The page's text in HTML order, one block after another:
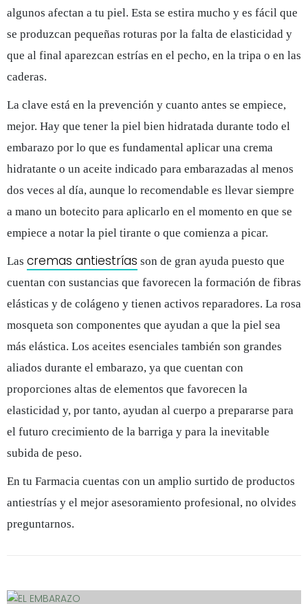
algunos afectan a tu piel. Esta se estira mucho y es fácil que
se produzcan pequeñas roturas por la falta de elasticidad y
que al final aparezcan estrías en el pecho, en la tripa o en las
caderas.
La clave está en la prevención y cuanto antes se empiece,
mejor. Hay que tener la piel bien hidratada durante todo el
embarazo por lo que es fundamental aplicar una crema
hidratante o un aceite indicado para embarazadas al menos
dos veces al día, aunque lo recomendable es llevar siempre
a mano un botecito para aplicarlo en el momento en que se
empiece a notar la piel tirante o que comienza a picar.
Las cremas antiestrías son de gran ayuda puesto que
cuentan con sustancias que favorecen la formación de fibras
elásticas y de colágeno y tienen activos reparadores. La rosa
mosqueta son componentes que ayudan a que la piel sea
más elástica. Los aceites esenciales también son grandes
aliados durante el embarazo, ya que cuentan con
proporciones altas de elementos que favorecen la
elasticidad y, por tanto, ayudan al cuerpo a prepararse para
el futuro crecimiento de la barriga y para la inevitable
subida de peso.
En tu Farmacia cuentas con un amplio surtido de productos
antiestrías y el mejor asesoramiento profesional, no olvides
preguntarnos.